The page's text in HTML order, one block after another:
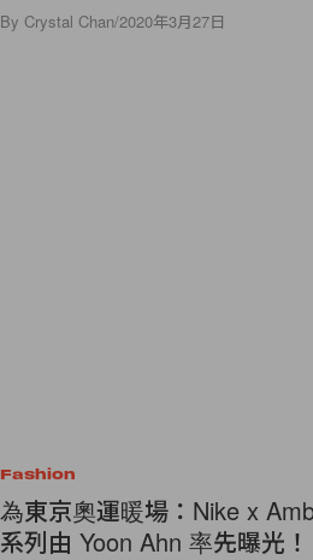
By Crystal Chan/2020年3月27日
Fashion
為東京奧運暖場：Nike x
系列由 Yoon Ahn 率先曝光！